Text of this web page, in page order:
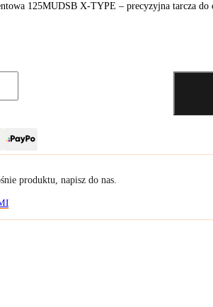
125MUDSB X-TYPE – precyzyjna tarcza
produktu, napisz do nas.